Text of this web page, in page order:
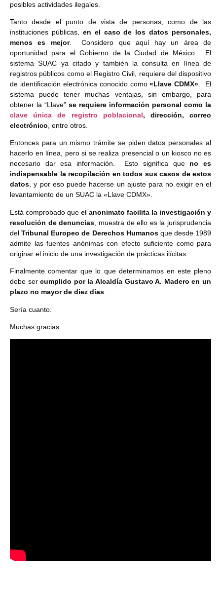
posibles actividades ilegales.
Tanto desde el punto de vista de personas, como de las
instituciones públicas, en el caso de los datos personales,
menos es mejor. Considero que aquí hay un área de
oportunidad para el Gobierno de la Ciudad de México. El
sistema SUAC ya citado y también la consulta en línea de
registros públicos como el Registro Civil, requiere del dispositivo
de identificación electrónica conocido como«Llave CDMX» . El
sistema puede tener muchas ventajas, sin embargo, para
obtener la “Llave” se requiere información personal como la
clave única de registro poblacional, dirección, correo
electrónico , entre otros.
Entonces para un mismo trámite se piden datos personales al
hacerlo en línea, pero si se realiza presencial o un kiosco no es
necesario dar esa información. Esto significa que no es
indispensable la recopilación en todos sus casos de estos
datos, y por eso puede hacerse un ajuste para no exigir en el
levantamiento de un SUAC la «Llave CDMX».
Está comprobado que el anonimato facilita la investigación y
resolución de denuncias , muestra de ello es la jurisprudencia
delTribunal Europeo de Derechos Humanosque desde 1989
admite las fuentes anónimas con efecto suficiente como para
originar el inicio de una investigación de prácticas ilícitas.
Finalmente comentar que lo que determinamos en este pleno
debe sercumplido por la Alcaldía Gustavo A. Madero en un
plazo no mayor de diez días
Sería cuanto.
Muchas gracias.